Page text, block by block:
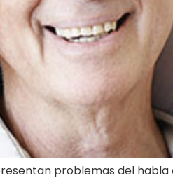
problemas del